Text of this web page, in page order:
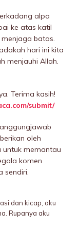
alpa
ke atas katil
batas.
hari ini kita
menjauhi Allah.
Terima kasih!
submit/
oleh
untuk memantau
komen
sendiri.
dan kicap, aku
Rupanya aku